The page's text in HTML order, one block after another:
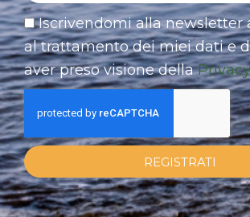
Iscrivendomi alla newsletter
al trattamento dei miei dati e
aver preso visione della
REGISTRATI